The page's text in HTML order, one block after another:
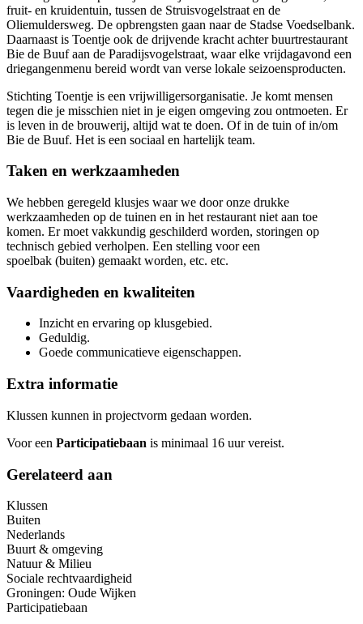
fruit- en kruidentuin, tussen de Struisvogelstraat en de
Oliemuldersweg. De opbrengsten gaan naar de Stadse Voedselbank.
Daarnaast is Toentje ook de drijvende kracht achter buurtrestaurant
Bie de Buuf aan de Paradijsvogelstraat, waar elke vrijdagavond een
driegangenmenu bereid wordt van verse lokale seizoensproducten.
Stichting Toentje is een vrijwilligersorganisatie. Je komt mensen
tegen die je misschien niet in je eigen omgeving zou ontmoeten. Er
is leven in de brouwerij, altijd wat te doen. Of in de tuin of in/om
Bie de Buuf. Het is een sociaal en hartelijk team.
Taken en werkzaamheden
We hebben geregeld klusjes waar we door onze drukke
werkzaamheden op de tuinen en in het restaurant niet aan toe
komen. Er moet vakkundig geschilderd worden, storingen op
technisch gebied verholpen. Een stelling voor een
spoelbak (buiten) gemaakt worden, etc. etc.
Vaardigheden en kwaliteiten
Inzicht en ervaring op klusgebied.
Geduldig.
Goede communicatieve eigenschappen.
Extra informatie
Klussen kunnen in projectvorm gedaan worden.
Voor een Participatiebaan is minimaal 16 uur vereist.
Gerelateerd aan
Klussen
Buiten
Nederlands
Buurt & omgeving
Natuur & Milieu
Sociale rechtvaardigheid
Groningen: Oude Wijken
Participatiebaan